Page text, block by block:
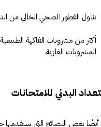
تناول الفطور الصحي الخالي من
أكثر من مشروبات الفاكهة
المشروبات الغازية.
البدني للامتحانات
بعض النصائح التي سنقدمها